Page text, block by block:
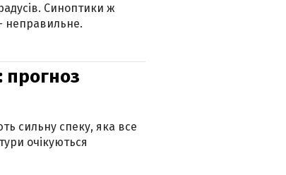
Синоптики ж
неправильне.
прогноз
сильну спеку, яка все
очікуються